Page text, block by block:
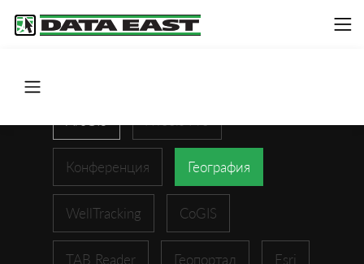
Конференция География
WellTracking CoGIS
TAB Reader Геопортал Esri